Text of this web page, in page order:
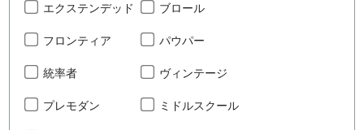
エクステンデッド ブロール
フロンティア パウパー
統率者 ヴィンテージ
プレモダン ミドルスクール